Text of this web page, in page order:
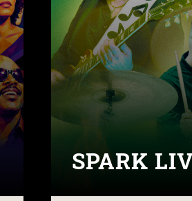
SPARK